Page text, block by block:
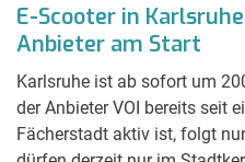
E-Scooter in
Anbieter am Start
Karlsruhe ist ab sofort um
der Anbieter VOI bereits seit
Fächerstadt aktiv ist, folgt